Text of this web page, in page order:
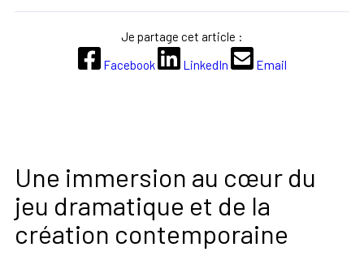
Une immersion au cœur du
jeu dramatique et de la
création contemporaine
Je partage cet article :
Facebook
LinkedIn Email